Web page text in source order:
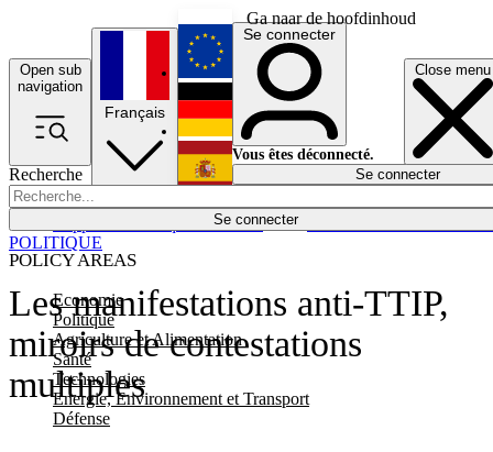
Ga naar de hoofdinhoud
Open sub
navigation
Close menu
Recherche
Se connecter
POLICY AREAS
Economie
Politique
Agriculture et Alimentation
Santé
Technologies
Energie, Environnement et Transport
Défense
Économie
Français
English
Deutsch
Español
Se connecter
Vous êtes déconnecté.
Se connecter
Les manifestations anti-TTIP,
miroirs de contestations
multiples
POLITIQUE